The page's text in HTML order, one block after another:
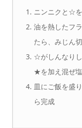
ニンニクと☆
油を熱したフ
たら、みじん
☆がしんなりし
★を加え混ぜ
皿にご飯を盛
ら完成